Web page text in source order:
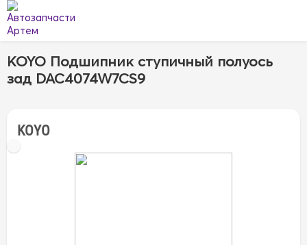
KOYO Подшипник ступичный полуось
зад DAC4074W7CS9
KOYO